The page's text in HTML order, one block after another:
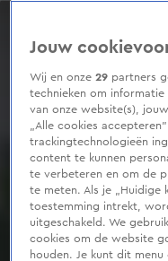
0
seconds
Jouw
Wij en onze29 partners
technieken om
van onze website(s),
„Alle cookies
trackingtechnologieën
content te kunnen
te verbeteren en om de
te meten. Als je „Huidige
toestemming intrekt,
uitgeschakeld. We
cookies om de website
houden. Je kunt dit